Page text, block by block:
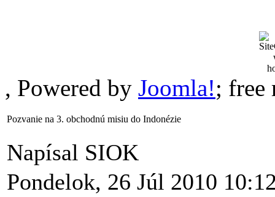
, Powered by Joomla!; free
Pozvanie na 3. obchodnú misiu do Indonézie
Napísal SIOK
Pondelok, 26 Júl 2010